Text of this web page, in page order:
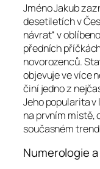
Jméno Jakub
desetiletích v
návrat“ v
předních
novorozenců.
objevuje ve více
činí jedno z
Jeho popularita
na prvním místě,
současném
Numerologie